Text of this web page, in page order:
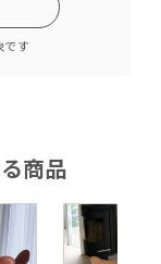
です
商品